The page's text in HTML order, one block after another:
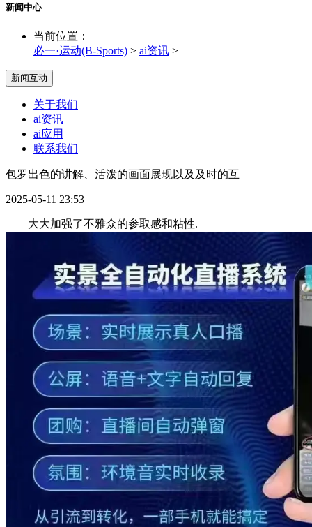
新闻中心
当前位置：
必一·运动(B-Sports) > ai资讯 >
新闻互动
关于我们
ai资讯
ai应用
联系我们
包罗出色的讲解、活泼的画面展现以及及时的互
2025-05-11 23:53
大大加强了不雅众的参取感和粘性.